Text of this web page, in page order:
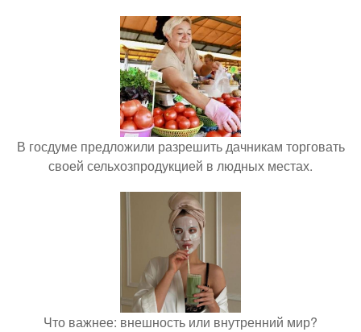
В госдуме предложили разрешить дачникам торговать
своей сельхозпродукцией в людных местах.
Что важнее: внешность или внутренний мир?